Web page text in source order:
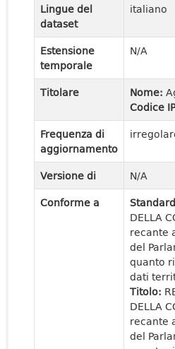
Lingue del
dataset
italiano
Estensione
temporale
N/A
Titolare Nome:
Codice
Frequenza di
aggiornamento
Versione di
N/A
Conforme a
DELLA
recante
del
quanto
dati
Titolo:
DELLA
recante
del